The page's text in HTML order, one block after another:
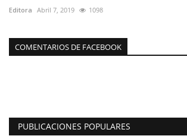
Editora Abril 7, 2019 1098
COMENTARIOS DE FACEBOOK
PUBLICACIONES POPULARES